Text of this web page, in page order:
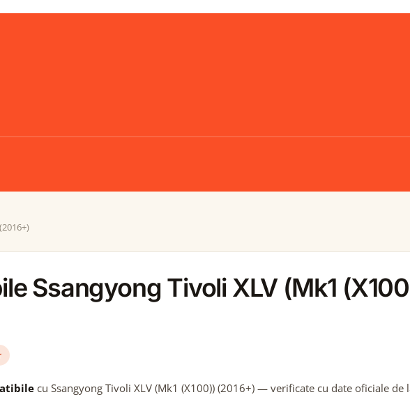
Ssangyong Tivoli XLV (Mk1
cu Ssangyong Tivoli XLV (Mk1 (X100)) (2016+) — verificate cu date oficiale de